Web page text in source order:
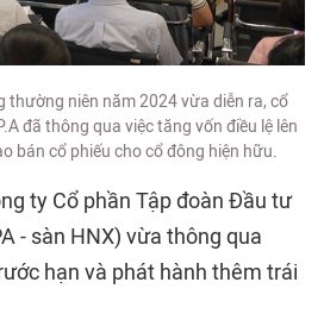
thường niên năm 2024 vừa diễn ra, cổ
đã thông qua việc tăng vốn điều lệ lên
bán cổ phiếu cho cổ đông hiện hữu.
ty Cổ phần Tập đoàn Đầu tư
- sàn HNX) vừa thông qua
hạn và phát hành thêm trái